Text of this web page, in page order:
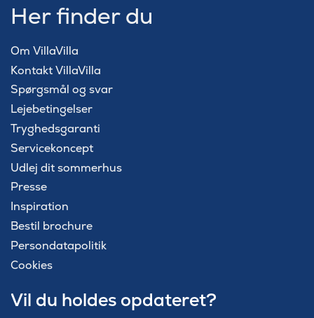
Her finder du
Om VillaVilla
Kontakt VillaVilla
Spørgsmål og svar
Lejebetingelser
Tryghedsgaranti
Servicekoncept
Udlej dit sommerhus
Presse
Inspiration
Bestil brochure
Persondatapolitik
Cookies
Vil du holdes opdateret?